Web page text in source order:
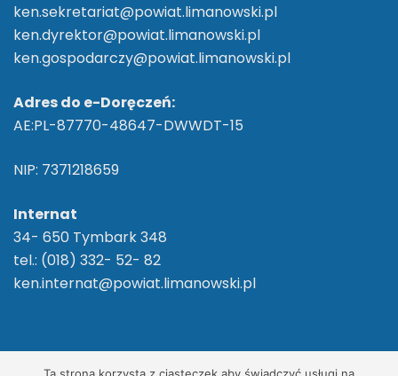
ken.sekretariat@powiat.limanowski.pl
ken.dyrektor@powiat.limanowski.pl
ken.gospodarczy@powiat.limanowski.pl
Adres do e-Doręczeń:
AE:PL-87770-48647-DWWDT-15
NIP: 7371218659
Internat
34- 650 Tymbark 348
tel.: (018) 332- 52- 82
ken.internat@powiat.limanowski.pl
ZS im. Komisji Edukacji Narodowej w